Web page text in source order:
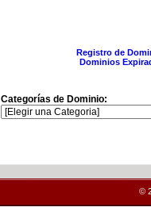
Registro de
Dominios
Categorías de Dominio:
©